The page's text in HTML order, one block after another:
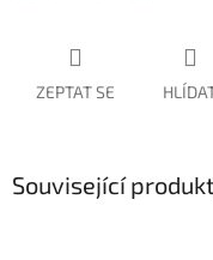
ZEPTAT SE
Související